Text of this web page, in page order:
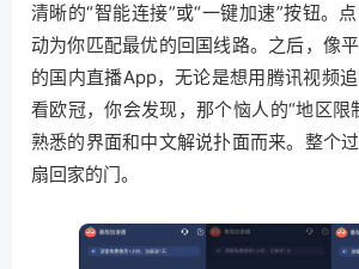
清晰的“智能连接”或“一键加速”按钮。
动为你匹配最优的回国线路。之后，像
的国内直播App，无论是想用腾讯视频
看欧冠，你会发现，那个恼人的“地区限
熟悉的界面和中文解说扑面而来。整个
扇回家的门。